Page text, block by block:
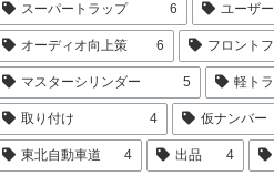
スーパートラップ 6 ユーザ
オーディオ向上策 6 フロント
マスターシリンダー 5 軽ト
取り付け 4 仮ナンバー
東北自動車道 4 出品 4